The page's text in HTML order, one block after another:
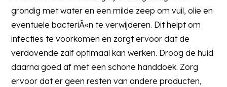
grondig met water en een milde zeep om vuil, olie en
eventuele bacteriÃ«n te verwijderen. Dit helpt om
infecties te voorkomen en zorgt ervoor dat de
verdovende zalf optimaal kan werken. Droog de huid
daarna goed af met een schone handdoek. Zorg
ervoor dat er geen resten van andere producten,